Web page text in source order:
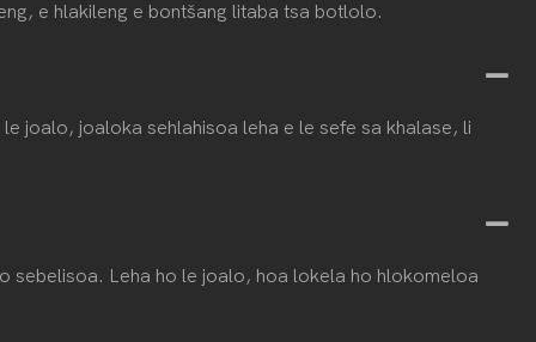
e hlakileng e bontšang litaba tsa botlolo.
joalo, joaloka sehlahisoa leha e le sefe sa khalase, li
sebelisoa. Leha ho le joalo, hoa lokela ho hlokomeloa